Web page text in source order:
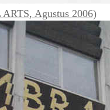
Agustus 2006)